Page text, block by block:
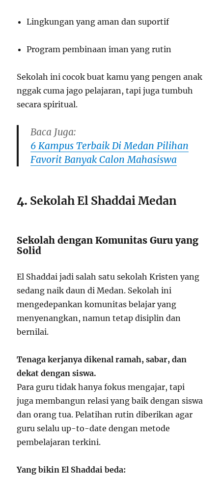
Lingkungan yang aman dan suportif
Program pembinaan iman yang rutin
Sekolah ini cocok buat kamu yang pengen anak
nggak cuma jago pelajaran, tapi juga tumbuh
secara spiritual.
Baca Juga:
6 Kampus Terbaik Di Medan Pilihan
Favorit Banyak Calon Mahasiswa
4. Sekolah El Shaddai Medan
Sekolah dengan Komunitas Guru yang
Solid
El Shaddai jadi salah satu sekolah Kristen yang
sedang naik daun di Medan. Sekolah ini
mengedepankan komunitas belajar yang
menyenangkan, namun tetap disiplin dan
bernilai.
Tenaga kerjanya dikenal ramah, sabar, dan
dekat dengan siswa.
Para guru tidak hanya fokus mengajar, tapi
juga membangun relasi yang baik dengan siswa
dan orang tua. Pelatihan rutin diberikan agar
guru selalu up-to-date dengan metode
pembelajaran terkini.
Yang bikin El Shaddai beda: